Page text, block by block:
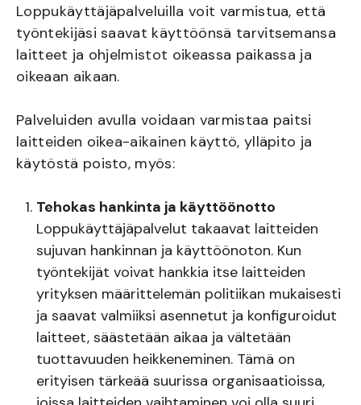
Loppukäyttäjäpalveluilla voit varmistua, että
työntekijäsi saavat käyttöönsä tarvitsemansa
laitteet ja ohjelmistot oikeassa paikassa ja
oikeaan aikaan.
Palveluiden avulla voidaan varmistaa paitsi
laitteiden oikea-aikainen käyttö, ylläpito ja
käytöstä poisto, myös:
Tehokas hankinta ja käyttöönotto
Loppukäyttäjäpalvelut takaavat laitteiden
sujuvan hankinnan ja käyttöönoton. Kun
työntekijät voivat hankkia itse laitteiden
yrityksen määrittelemän politiikan mukaisesti
ja saavat valmiiksi asennetut ja konfiguroidut
laitteet, säästetään aikaa ja vältetään
tuottavuuden heikkeneminen. Tämä on
erityisen tärkeää suurissa organisaatioissa,